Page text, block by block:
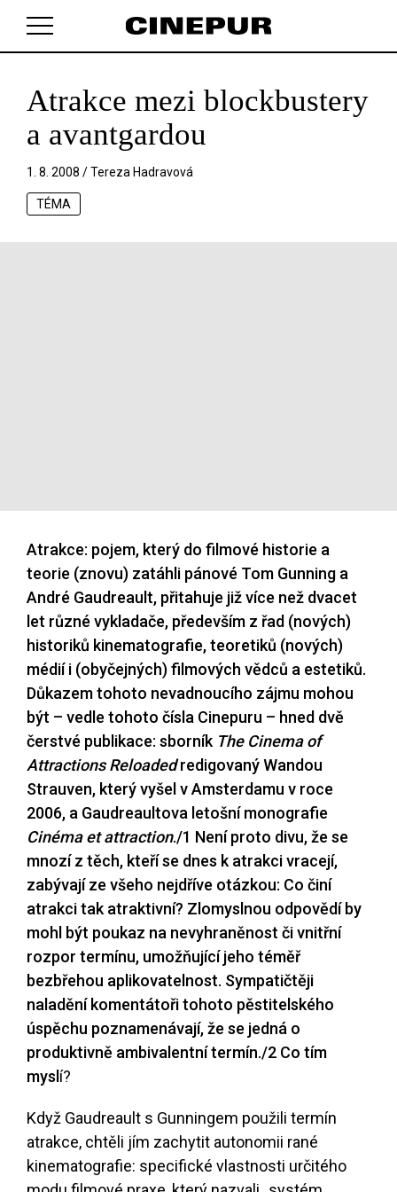
V košíku zatím nemáte žádné položky.
Atrakce mezi blockbustery
a avantgardou
1. 8. 2008 /Tereza Hadravová
TÉMA
Atrakce: pojem, který do filmové historie a
teorie (znovu) zatáhli pánové Tom Gunning a
André Gaudreault, přitahuje již více než dvacet
let různé vykladače, především z řad (nových)
historiků kinematografie, teoretiků (nových)
médií i (obyčejných) filmových vědců a estetiků.
Důkazem tohoto nevadnoucího zájmu mohou
být – vedle tohoto čísla Cinepuru – hned dvě
čerstvé publikace: sborník The Cinema of
Attractions Reloadedredigovaný Wandou
Strauven, který vyšel v Amsterdamu v roce
2006, a Gaudreaultova letošní monografie
Cinéma et attraction./1 Není proto divu, že se
mnozí z těch, kteří se dnes k atrakci vracejí,
zabývají ze všeho nejdříve otázkou: Co činí
atrakci tak atraktivní? Zlomyslnou odpovědí by
mohl být poukaz na nevyhraněnost či vnitřní
rozpor termínu, umožňující jeho téměř
bezbřehou aplikovatelnost. Sympatičtěji
naladění komentátoři tohoto pěstitelského
úspěchu poznamenávají, že se jedná o
produktivně ambivalentní termín./2 Co tím
mysl í?
Když Gaudreault s Gunningem použili termín
atrakce, chtěli jím zachytit autonomii rané
kinematografie: specifické vlastnosti určitého